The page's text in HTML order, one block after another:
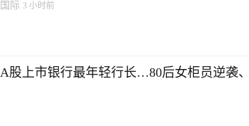
国际 3 小时前
A股上市银行最年轻行长…80后女柜员逆袭